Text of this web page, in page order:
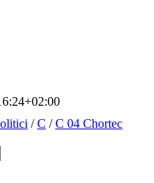
/C /C 04 Chortec